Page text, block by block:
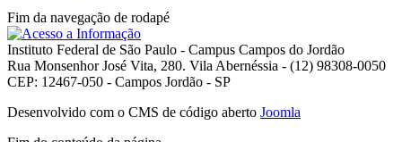
Fim da navegação de rodapé
Instituto Federal de São Paulo - Campus Campos do Jordão
Rua Monsenhor José Vita, 280. Vila Abernéssia - (12) 98308-0050
CEP: 12467-050 - Campos Jordão - SP
Desenvolvido com o CMS de código aberto Joomla